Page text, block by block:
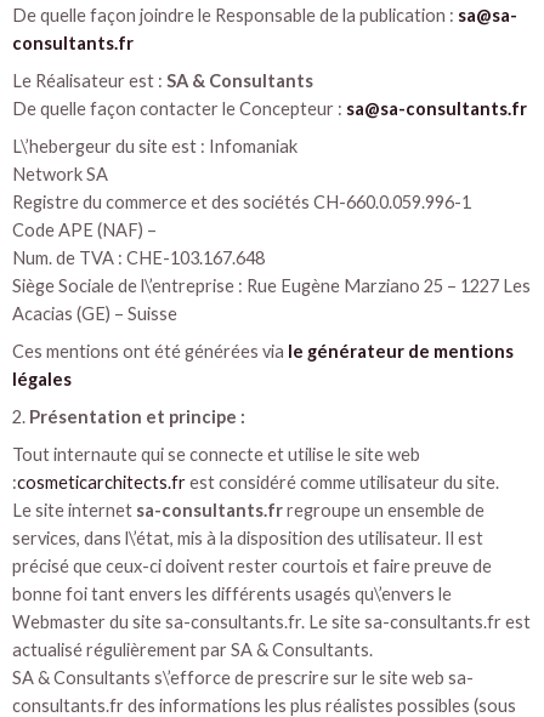
De quelle façon joindre le Responsable de la publication : sa@sa-
consultants.fr
Le Réalisateur est : SA & Consultants
De quelle façon contacter le Concepteur : sa@sa-consultants.fr
L\’hebergeur du site est : Infomaniak
Network SA
Registre du commerce et des sociétés CH-660.0.059.996-1
Code APE (NAF) –
Num. de TVA : CHE-103.167.648
Siège Sociale de l\’entreprise : Rue Eugène Marziano 25 – 1227 Les
Acacias (GE) – Suisse
Ces mentions ont été générées via le générateur de mentions
légales
2. Présentation et principe :
Tout internaute qui se connecte et utilise le site web
:cosmeticarchitects.frest considéré comme utilisateur du site.
Le site internet sa-consultants.frregroupe un ensemble de
services, dans l\’état, mis à la disposition des utilisateur. Il est
précisé que ceux-ci doivent rester courtois et faire preuve de
bonne foi tant envers les différents usagés qu\’envers le
Webmaster du site sa-consultants.fr. Le site sa-consultants.fr est
actualisé régulièrement par SA & Consultants.
SA & Consultants s\’efforce de prescrire sur le site web sa-
consultants.fr des informations les plus réalistes possibles (sous